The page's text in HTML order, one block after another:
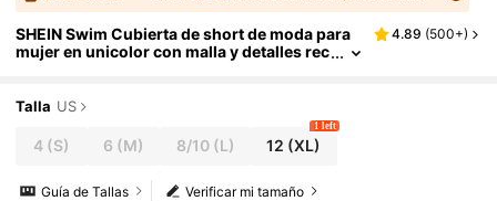
SHEIN Swim Cubierta de short de moda para
mujer en unicolor con malla y detalles rec
4.89 (500+)
Talla US
4 (S) 6 (M) 8/10(L) 12 (XL)
1 left
Verificar mi tamaño
Guía de Tallas